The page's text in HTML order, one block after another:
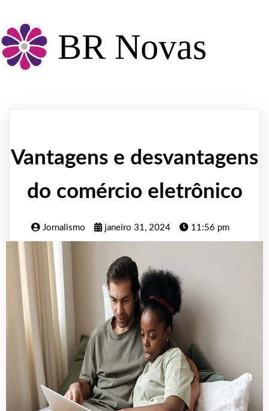
BR Novas
Vantagens e desvantagens
do comércio eletrônico
Jornalismo janeiro 31, 2024 11:56 pm